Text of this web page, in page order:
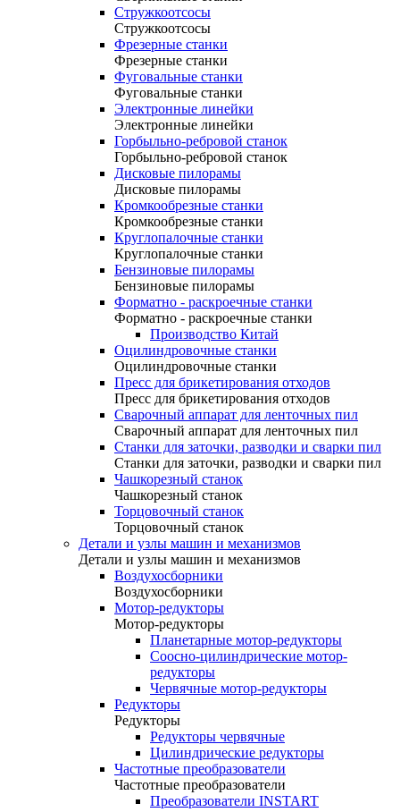
Стружкоотсосы
Стружкоотсосы
Фрезерные станки
Фрезерные станки
Фуговальные станки
Фуговальные станки
Электронные линейки
Электронные линейки
Горбыльно-ребровой станок
Горбыльно-ребровой станок
Дисковые пилорамы
Дисковые пилорамы
Кромкообрезные станки
Кромкообрезные станки
Круглопалочные станки
Круглопалочные станки
Бензиновые пилорамы
Бензиновые пилорамы
Форматно - раскроечные станки
Форматно - раскроечные станки
Производство Китай
Оцилиндровочные станки
Оцилиндровочные станки
Пресс для брикетирования отходов
Пресс для брикетирования отходов
Сварочный аппарат для ленточных пил
Сварочный аппарат для ленточных пил
Станки для заточки, разводки и сварки пил
Станки для заточки, разводки и сварки пил
Чашкорезный станок
Чашкорезный станок
Торцовочный станок
Торцовочный станок
Детали и узлы машин и механизмов
Детали и узлы машин и механизмов
Воздухосборники
Воздухосборники
Мотор-редукторы
Мотор-редукторы
Планетарные мотор-редукторы
Соосно-цилиндрические мотор-
редукторы
Червячные мотор-редукторы
Редукторы
Редукторы
Редукторы червячные
Цилиндрические редукторы
Частотные преобразователи
Частотные преобразователи
Преобразователи INSTART